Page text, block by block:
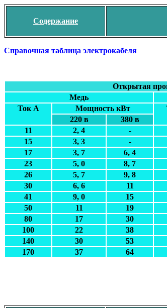
Содержание
Справочная таблица электрокабеля
Открытая
Медь
Ток А
Мощность кВт
220 в
380 в
11
2, 4 -
15
3, 3 -
17
3, 7 6, 4
23
5, 0 8, 7
26
5, 7 9, 8
30
6, 6 11
41
9, 0 15
50
11 19
80
17 30
100
22 38
140
30 53
170
37 64